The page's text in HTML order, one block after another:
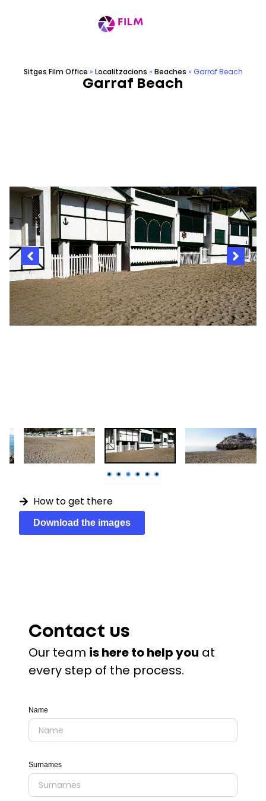
Sitges Film Office » Localitzacions » Beaches » Garraf Beach
Garraf Beach
How to get there
Download the images
Contact us
Our team is here to help you at
every step of the process.
Name
Surnames